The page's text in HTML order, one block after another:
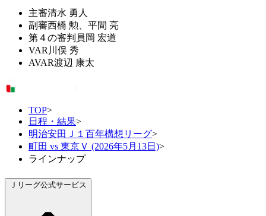
主審清水 勇人
副審西橋 勲、平間 亮
第４の審判員 岡 宏道
VAR 川俣 秀
AVAR渡辺 康太
TOP>
日程・結果>
明治安田Ｊ１百年構想リーグ>
町田 vs 東京Ｖ (2026年5月13日)>
ラインナップ
Ｊリーグ公式サービス